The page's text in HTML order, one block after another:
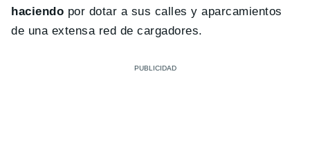
haciendo por dotar a sus calles y aparcamientos
de una extensa red de cargadores.